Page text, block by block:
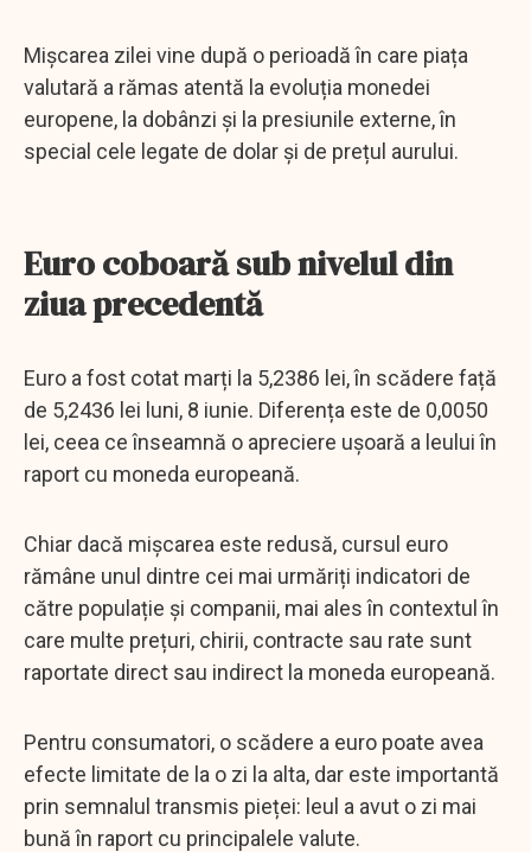
Mișcarea zilei vine după o perioadă în care piața
valutară a rămas atentă la evoluția monedei
europene, la dobânzi și la presiunile externe, în
special cele legate de dolar și de prețul aurului.
Euro coboară sub nivelul din
ziua precedentă
Euro a fost cotat marți la 5,2386 lei, în scădere față
de 5,2436 lei luni, 8 iunie. Diferența este de 0,0050
lei, ceea ce înseamnă o apreciere ușoară a leului în
raport cu moneda europeană.
Chiar dacă mișcarea este redusă, cursul euro
rămâne unul dintre cei mai urmăriți indicatori de
către populație și companii, mai ales în contextul în
care multe prețuri, chirii, contracte sau rate sunt
raportate direct sau indirect la moneda europeană.
Pentru consumatori, o scădere a euro poate avea
efecte limitate de la o zi la alta, dar este importantă
prin semnalul transmis pieței: leul a avut o zi mai
bună în raport cu principalele valute.